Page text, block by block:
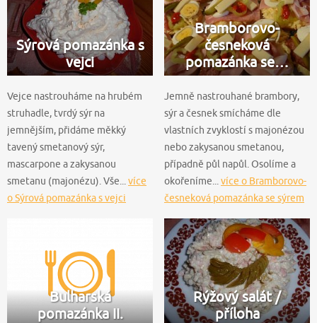
Sýrová pomazánka s
vejci
Vejce nastrouháme na hrubém
struhadle, tvrdý sýr na
jemnějším, přidáme měkký
tavený smetanový sýr,
mascarpone a zakysanou
smetanu (majonézu). Vše... více
o Sýrová pomazánka s vejci
Bramborovo-
česneková
pomazánka se…
Jemně nastrouhané brambory,
sýr a česnek smícháme dle
vlastních zvyklostí s majonézou
nebo zakysanou smetanou,
případně půl napůl. Osolíme a
okořeníme... více o Bramborovo-
česneková pomazánka se sýrem
Bulharská
pomazánka II.
Rýžový salát /
příloha